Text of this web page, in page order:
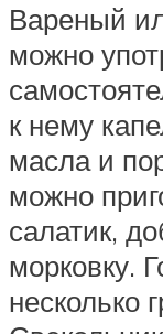
Вареный
можно
к нему
масла и
можно
салатик,
морковку.
несколько